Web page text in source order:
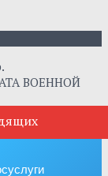
ВОЕННОЙ